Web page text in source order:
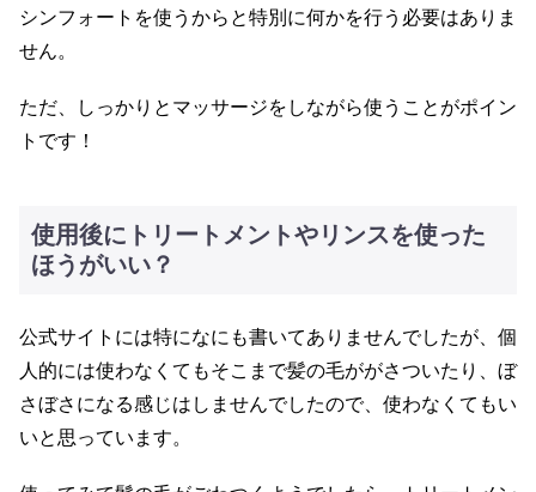
シンフォートを使うからと特別に何かを行う必要はありま
せん。
ただ、しっかりとマッサージをしながら使うことがポイン
トです！
使用後にトリートメントやリンスを使った
ほうがいい？
公式サイトには特になにも書いてありませんでしたが、個
人的には使わなくてもそこまで髪の毛ががさついたり、ぼ
さぼさになる感じはしませんでしたので、使わなくてもい
いと思っています。